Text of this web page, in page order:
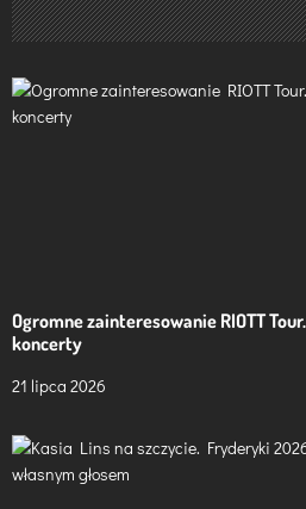
j
a
w
Ogromne zainteresowanie RIOTT
koncerty
21 lipca 2026